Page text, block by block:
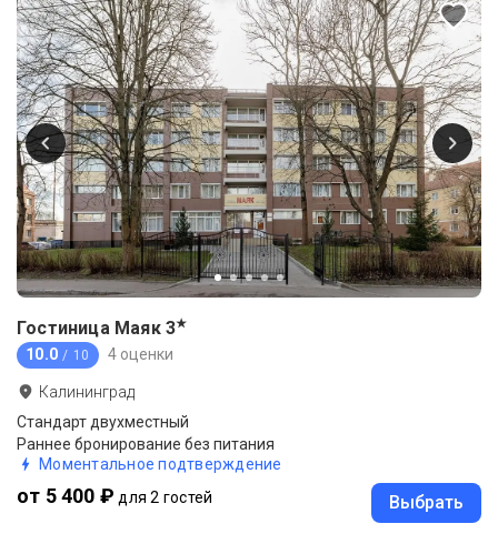
Гостиница Маяк 3★
10.0 / 10 4 оценки
Калининград
Стандарт двухместный
Раннее бронирование без питания
Моментальное подтверждение
от 5 400 ₽ для 2 гостей Выбрать